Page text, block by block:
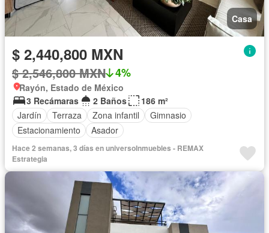
Casa
$ 2,440,800 MXN
$ 2,546,800 MXN 4%
Rayón, Estado de México
3 Recámaras
2 Baños
186 m²
Jardín
Terraza Zona infantil
Gimnasio
Estacionamiento
Asador
Hace 2 semanas, 3 días en universoInmuebles - REMAX
Estrategia